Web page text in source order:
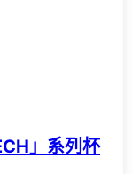
」系列杯